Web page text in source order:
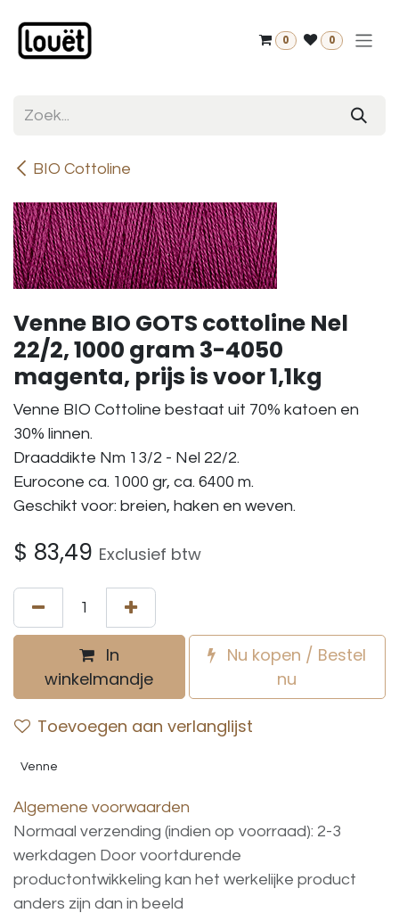
0 0
BIO Cottoline
Venne BIO GOTS cottoline Nel
22/2, 1000 gram 3-4050
magenta, prijs is voor 1,1kg
Venne BIO Cottoline bestaat uit 70% katoen en
30% linnen.
Draaddikte Nm 13/2 - Nel 22/2.
Eurocone ca. 1000 gr, ca. 6400 m.
Geschikt voor: breien, haken en weven.
$ 83,49 Exclusief btw
In
winkelmandje
Nu kopen / Bestel
nu
Toevoegen aan verlanglijst
Venne
Algemene voorwaarden
Normaal verzending (indien op voorraad): 2-3
werkdagen Door voortdurende
productontwikkeling kan het werkelijke product
anders zijn dan in beeld